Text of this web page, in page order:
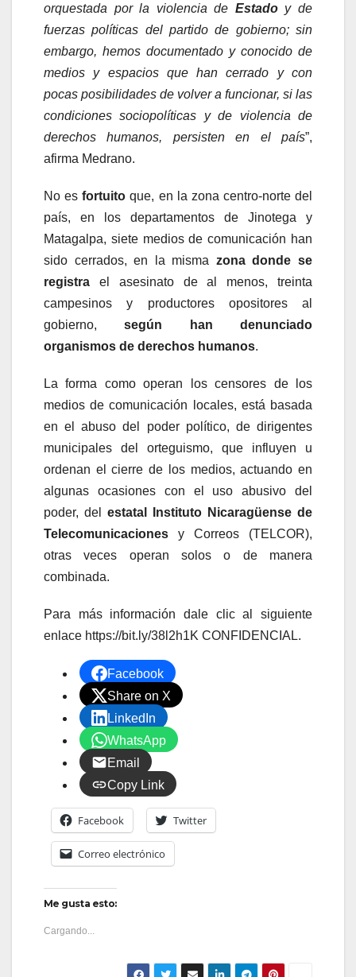
orquestada por la violencia de Estadoy de
fuerzas políticas del partido de gobierno; sin
embargo, hemos documentado y conocido de
medios y espacios que han cerrado y con
pocas posibilidades de volver a funcionar, si las
condiciones sociopolíticas y de violencia de
derechos humanos, persisten en el país”,
afirma Medrano.
No esfortuito que, en la zona centro-norte del
país, en los departamentos de Jinotega y
Matagalpa, siete medios de comunicación han
sido cerrados, en la misma zona donde se
registra el asesinato de al menos, treinta
campesinos y productores opositores al
gobierno,según han denunciado
organismos de derechos humanos.
La forma como operan los censores de los
medios de comunicación locales, está basada
en el abuso del poder político, de dirigentes
municipales del orteguismo, que influyen u
ordenan el cierre de los medios, actuando en
algunas ocasiones con el uso abusivo del
poder, del estatal Instituto Nicaragüense de
Telecomunicaciones y Correos (TELCOR),
otras veces operan solos o de manera
combinada.
Para más información dale clic al siguiente
enlace https://bit.ly/38l2h1K CONFIDENCIAL.
Facebook
Share on X
LinkedIn
WhatsApp
Email
Copy Link
Facebook Twitter
Correo electrónico
Me gusta esto:
Cargando...